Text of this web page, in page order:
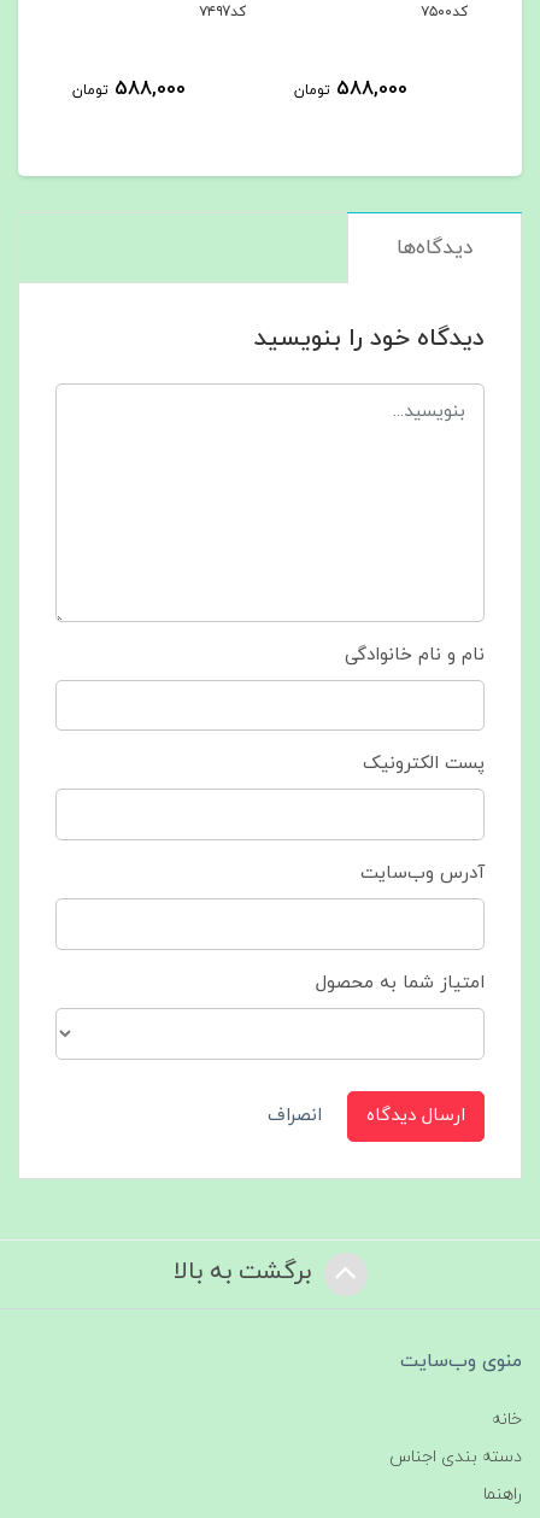
کد۷۵۰۰
588,000 تومان
کد۷۴۹7
588,000 تومان
دیدگاه‌ها
دیدگاه خود را بنویسید
نام و نام خانوادگی
پست الکترونیک
آدرس وب‌سایت
امتیاز شما به محصول
ارسال دیدگاه انصراف
برگشت به بالا
منوی وب‌سایت
خانه
دسته بندی اجناس
راهنما